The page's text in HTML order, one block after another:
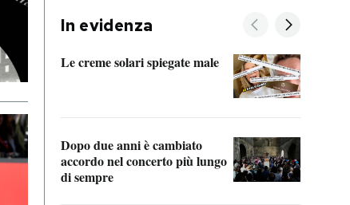
In evidenza
Le creme solari spiegate male
Dopo due anni è cambiato
accordo nel concerto più lungo
di sempre